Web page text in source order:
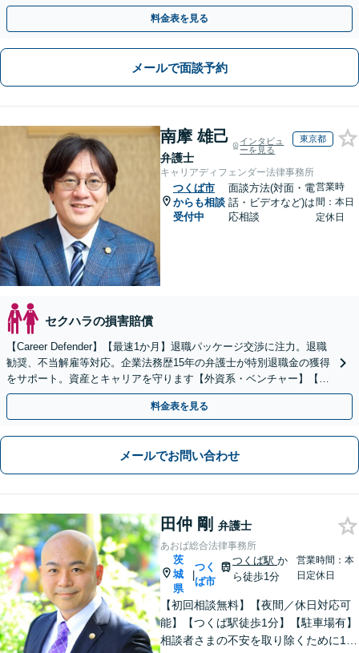
約書や就業規則のリーガルチェックなど
料金表を見る
メールで面談予約
南摩 雄己
弁護士
インタビュ
ーを見る
東京都
キャリアディフェンダー法律事務所
つくば市
からも相談
受付中
面談方法(対面・電
話・ビデオなど)は
応相談
営業時
間：本日
定休日
セクハラの損害賠償
【Career Defender】【最速1か月】退職パッケージ交渉に注力。退職
勧奨、不当解雇等対応。企業法務歴15年の弁護士が特別退職金の獲得
をサポート。資産とキャリアを守ります【外資系・ベンチャー】【初
回面談無料】【オンライン完結】
料金表を見る
メールでお問い合わせ
田仲 剛 弁護士
あおば総合法律事務所
茨
城
県
|
つく
ば市
つくば駅か
ら徒歩1分
営業時間：本
日定休日
【初回相談無料】【夜間／休日対応可
能】【つくば駅徒歩1分】【駐車場有】
相談者さまの不安を取り除くために1件